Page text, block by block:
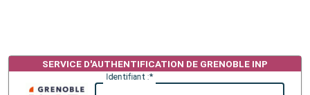
Identifiant :